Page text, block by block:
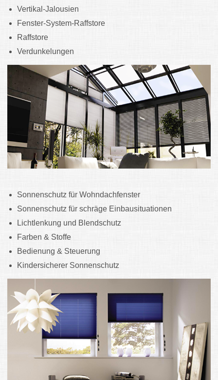
Vertikal-Jalousien
Fenster-System-Raffstore
Raffstore
Verdunkelungen
Sonnenschutz für Wohndachfenster
Sonnenschutz für schräge Einbausituationen
Lichtlenkung und Blendschutz
Farben & Stoffe
Bedienung & Steuerung
Kindersicherer Sonnenschutz